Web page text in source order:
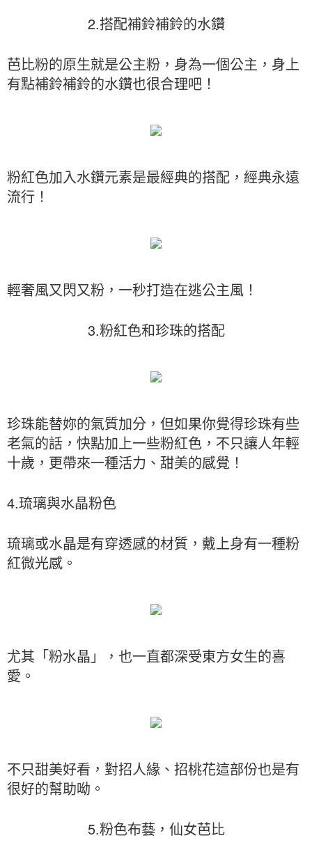
2.搭配補鈴補鈴的水鑽
芭比粉的原生就是公主粉，身為一個公主，身上
有點補鈴補鈴的水鑽也很合理吧！
粉紅色加入水鑽元素是最經典的搭配，經典永遠
流行！
輕奢風又閃又粉，一秒打造在逃公主風！
3.粉紅色和珍珠的搭配
珍珠能替妳的氣質加分，但如果你覺得珍珠有些
老氣的話，快點加上一些粉紅色，不只讓人年輕
十歲，更帶來一種活力、甜美的感覺！
4.琉璃與水晶粉色
琉璃或水晶是有穿透感的材質，戴上身有一種粉
紅微光感。
尤其「粉水晶」，也一直都深受東方女生的喜
愛。
不只甜美好看，對招人緣、招桃花這部份也是有
很好的幫助呦。
5.粉色布藝，仙女芭比